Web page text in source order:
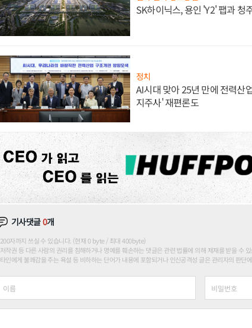
SK하이닉스, 용인 'Y2' 팹과 청
정치
AI시대 맞아 25년 만에 전력산
지주사' 재편론도
기사댓글0개
200자까지 쓰실 수 있습니다. (현재 0 byte / 최대 400byte)
저작권 등 다른 사람의 권리를 침해하거나 명예를 훼손하는 댓글은 관련 법률에 의해 제재를 받을 수
타인에게 불쾌감을 주는 욕설 등 비하하는 단어가 내용에 포함되거나 인신공격성 글은 관리자의 판단